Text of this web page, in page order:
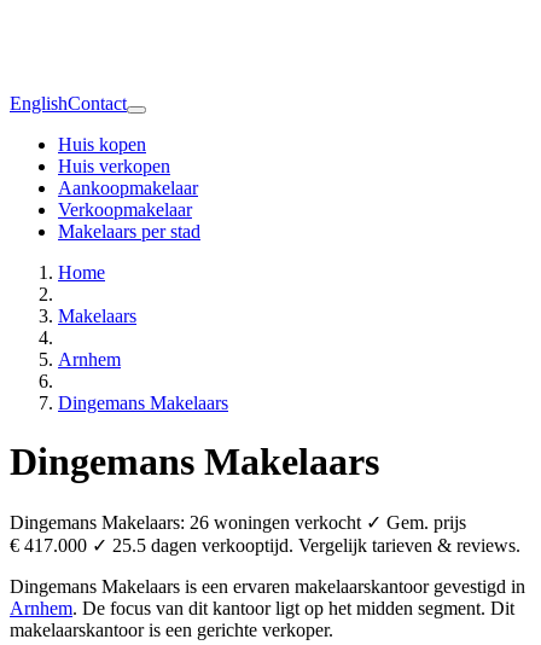
EnglishContact
Huis kopen
Huis verkopen
Aankoopmakelaar
Verkoopmakelaar
Makelaars per stad
Home
Makelaars
Arnhem
Dingemans Makelaars
Dingemans Makelaars
Dingemans Makelaars: 26 woningen verkocht ✓ Gem. prijs
€ 417.000 ✓ 25.5 dagen verkooptijd. Vergelijk tarieven & reviews.
Dingemans Makelaars is een ervaren makelaarskantoor gevestigd in
Arnhem. De focus van dit kantoor ligt op het midden segment. Dit
makelaarskantoor is een gerichte verkoper.